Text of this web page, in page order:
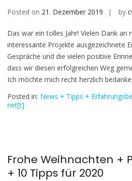
Posted on 21. Dezember 2019 by
Das war ein tolles Jahr! Vielen Dank an
interessante Projekte ausgezeichnete
Gespräche und die vielen positive
dass wir diesen erfolgreichen Weg
Ich möchte mich recht herzlich
Posted in: News + Tipps +
net[t]
Frohe Weihnachten +
+ 10 Tipps für 2020